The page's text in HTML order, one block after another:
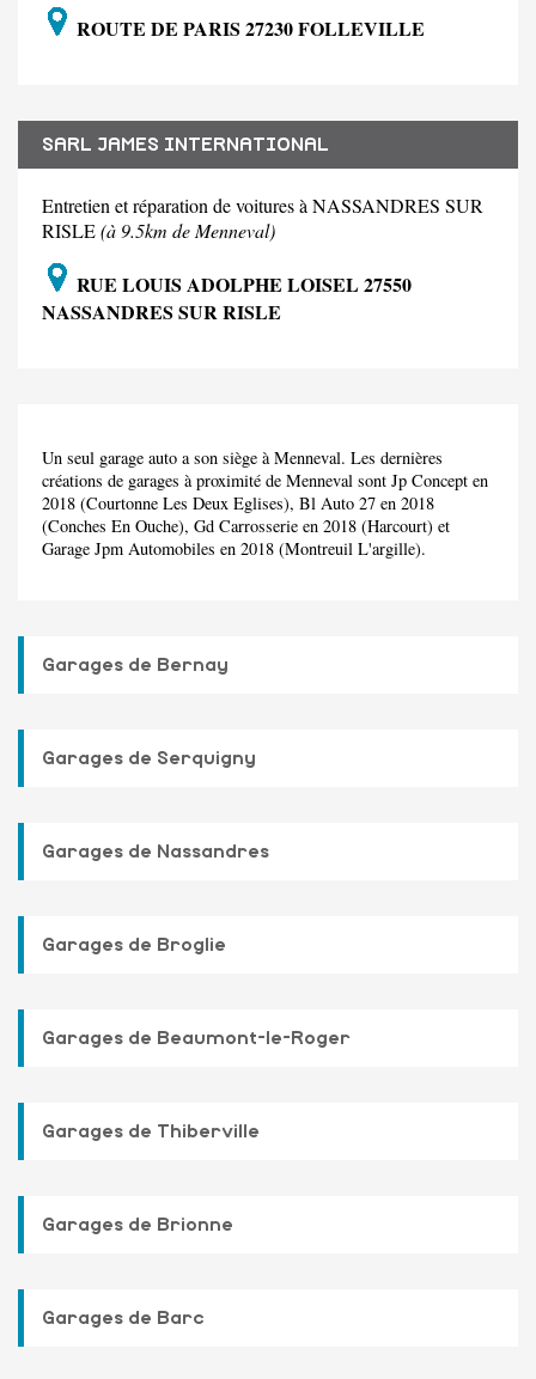
ROUTE DE PARIS 27230 FOLLEVILLE
SARL JAMES INTERNATIONAL
Entretien et réparation de voitures à NASSANDRES SUR
RISLE(à 9.5km de Menneval)
RUE LOUIS ADOLPHE LOISEL 27550
NASSANDRES SUR RISLE
Un seul garage auto a son siège à Menneval. Les dernières
créations de garages à proximité de Menneval sont Jp Concept en
2018 (Courtonne Les Deux Eglises), Bl Auto 27 en 2018
(Conches En Ouche), Gd Carrosserie en 2018 (Harcourt) et
Garage Jpm Automobiles en 2018 (Montreuil L'argille).
Garages de Bernay
Garages de Serquigny
Garages de Nassandres
Garages de Broglie
Garages de Beaumont-le-Roger
Garages de Thiberville
Garages de Brionne
Garages de Barc